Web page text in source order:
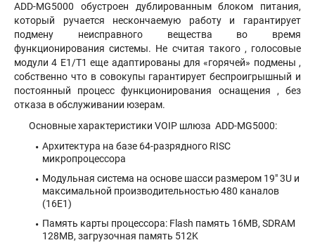
ADD-MG5000 обустроен дублированным блоком питания,
который ручается нескончаемую работу и гарантирует
подмену неисправного вещества во время
функционирования системы. Не считая такого , голосовые
модули 4 E1/T1 еще адаптированы для «горячей» подмены ,
собственно что в совокупы гарантирует беспроигрышный и
постоянный процесс функционирования оснащения , без
отказа в обслуживании юзерам.
Основные характеристики VOIP шлюза ADD-MG5000:
Архитектура на базе 64-разрядного RISC
микропроцессора
Модульная система на основе шасси размером 19" 3U и
максимальной производительностью 480 каналов
(16Е1)
Память карты процессора: Flash память 16MB, SDRAM
128MB, загрузочная память 512K